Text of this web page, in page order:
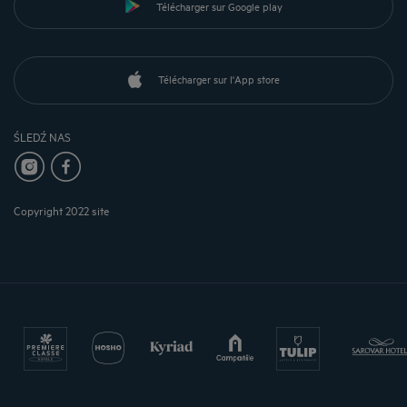
Télécharger sur Google play
Télécharger sur l'App store
ŚLEDŹ NAS
Copyright 2022 site